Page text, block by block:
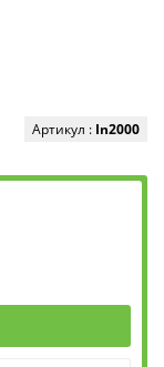
Артикул : In2000